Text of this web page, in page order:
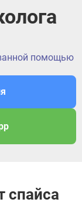
помощью
спайса